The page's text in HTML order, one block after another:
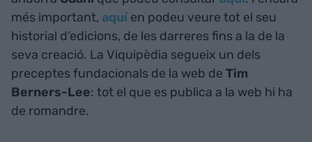
més important, aquíen podeu veure tot el seu
historial d’edicions, de les darreres fins a la de la
seva creació. La Viquipèdia segueix un dels
preceptes fundacionals de la web de Tim
Berners-Lee: tot el que es publica a la web hi ha
de romandre.